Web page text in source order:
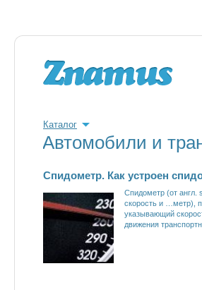
Каталог
Автомобили и
Спидометр. Как устроен
Спидометр (от англ.
скорость и …метр),
указывающий
движения